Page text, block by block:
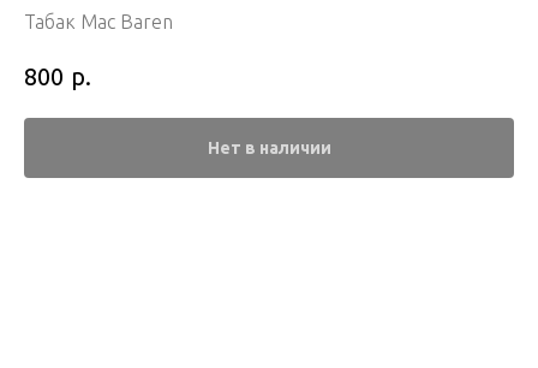
Табак Mac Baren
800 р.
Нет в наличии